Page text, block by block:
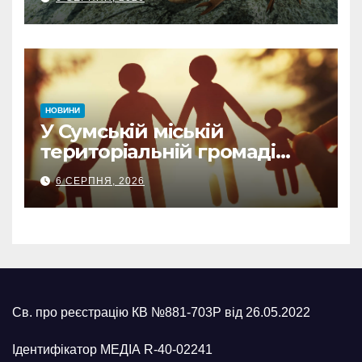
НОВИНИ
У Сумській міській
територіальній громаді
створили п’яту патронатну
родину
6 СЕРПНЯ, 2026
Св. про реєстрацію КВ №881-703Р від 26.05.2022
Ідентифікатор МЕДІА R-40-02241